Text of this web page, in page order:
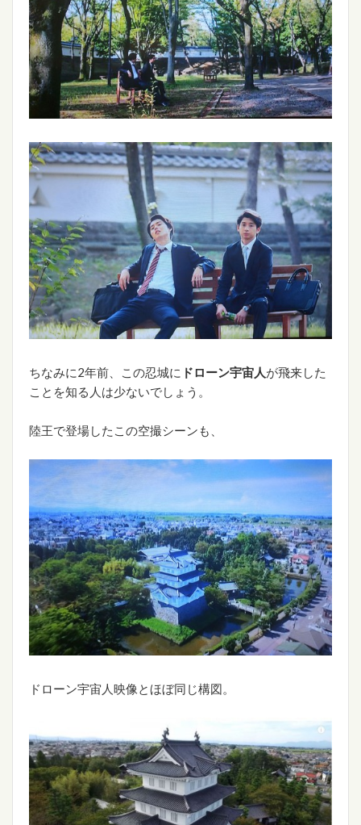
ちなみに2年前、この忍城に ドローン宇宙人が飛来した
ことを知る人は少ないでしょう。
陸王で登場したこの空撮シーンも、
ドローン宇宙人映像とほぼ同じ構図。